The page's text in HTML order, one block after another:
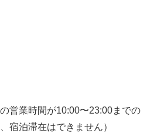
営業時間が10:00〜23:00までの
宿泊滞在はできません）